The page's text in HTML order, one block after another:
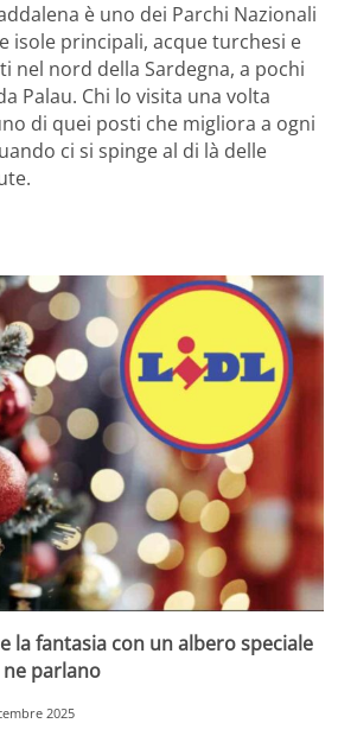
è uno dei Parchi Nazionali
isole principali, acque turchesi e
nel nord della Sardegna, a pochi
Palau. Chi lo visita una volta
di quei posti che migliora a ogni
ci si spinge al di là delle
la fantasia con un albero speciale
parlano
2025